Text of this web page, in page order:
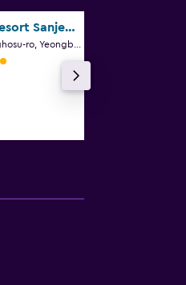
Hanwha Resort Sanjeong Lake Annecy
4